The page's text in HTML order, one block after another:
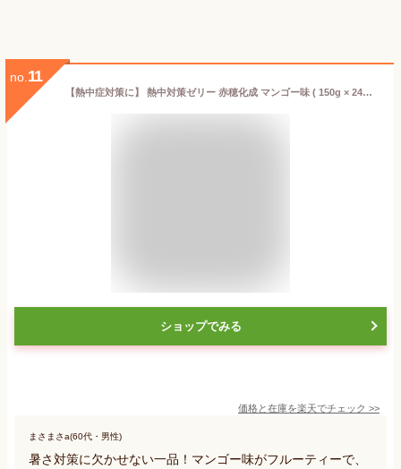
no. 11
【熱中症対策に】 熱中対策ゼリー 赤穂化成 マンゴー味 ( 150g × 24袋 ) ゼリー スポーツ 子供 凍らせて シャーベット 熱中対策水 天塩 幼児 小学生 中学生 高校生 大学生 大人 高齢者 塩分補給 水分補給 夏 ゼリー飲料 国産 熱中症 塩分 父の日
ショップでみる
価格と在庫を楽天でチェック >>
まさまさa(60代・男性)
暑さ対策に欠かせない一品！マンゴー味がフルーティーで、